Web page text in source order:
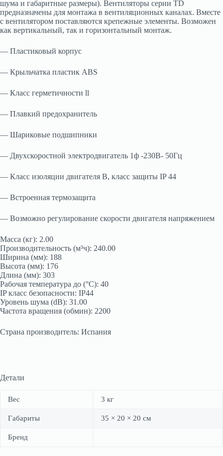
шума и габаритные размеры). Вентиляторы серии TD
предназначены для монтажа в вентиляционных каналах. Вместе
с вентилятором поставляются крепежные элементы. Возможен
как вертикальный, так и горизонтальный монтаж.
— Пластиковый корпус
— Крыльчатка пластик ABS
— Класс герметичности ll
— Плавкий предохранитель
— Шариковые подшипники
— Двухскоростной электродвигатель 1ф -230В- 50Гц
— Класс изоляции двигателя В, класс защиты IP 44
— Встроенная термозащита
— Возможно регулирование скорости двигателя напряжением
Масса (кг): 2.00
Производительность (м³ч): 240.00
Ширина (мм): 188
Высота (мм): 176
Длина (мм): 303
Рабочая температура до (°С): 40
IP класс безопасности: IP44
Уровень шума (dB): 31.00
Частота вращения (обмин): 2200
Страна производитель: Испания
Детали
Вес 3 кг
Габариты 35 × 20 × 20 см
Бренд